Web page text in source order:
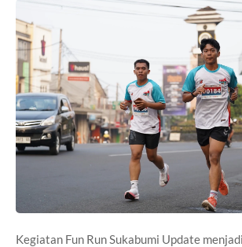
Kegiatan Fun Run Sukabumi Update